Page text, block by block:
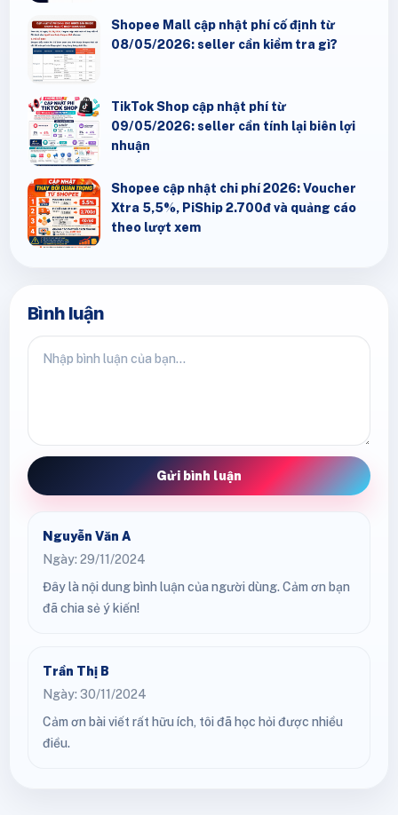
Shopee Mall cập nhật phí cố định từ
08/05/2026: seller cần kiểm tra gì?
TikTok Shop cập nhật phí từ
09/05/2026: seller cần tính lại biên lợi
nhuận
Shopee cập nhật chi phí 2026: Voucher
Xtra 5,5%, PiShip 2.700đ và quảng cáo
theo lượt xem
Bình luận
Gửi bình luận
Nguyễn Văn A
Ngày: 29/11/2024
Đây là nội dung bình luận của người dùng. Cảm ơn bạn
đã chia sẻ ý kiến!
Trần Thị B
Ngày: 30/11/2024
Cảm ơn bài viết rất hữu ích, tôi đã học hỏi được nhiều
điều.